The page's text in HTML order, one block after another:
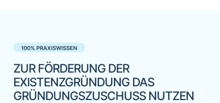
100% PRAXISWISSEN
ZUR FÖRDERUNG DER
EXISTENZGRÜNDUNG DAS
GRÜNDUNGSZUSCHUSS NUTZEN